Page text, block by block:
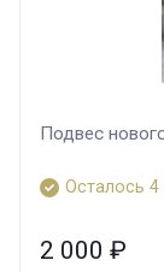
Подвес
Осталось 4
2 000 ₽